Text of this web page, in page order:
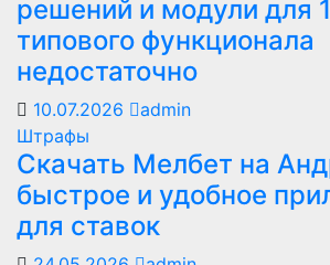
решений и модули для
типового функционала
недостаточно
10.07.2026
admin
Штрафы
Скачать Мелбет на
быстрое и удобное
для ставок